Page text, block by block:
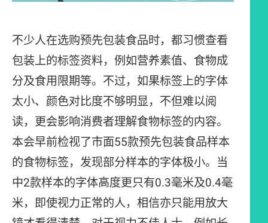
不少人在选购预先包装食品时，都习惯查看
包装上的标签资料，例如营养素值、食物成
分及食用限期等。不过，如果标签上的字体
太小、颜色对比度不够明显，不但难以阅
读，更会影响消费者理解食物标签的内容。
本会早前检视了市面55款预先包装食品样本
的食物标签，发现部分样本的字体极小。当
中2款样本的字体高度更只有0.3毫米及0.4毫
米，即使视力正常的人，相信亦只能用放大